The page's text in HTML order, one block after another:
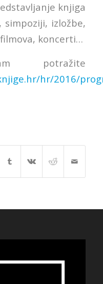
knjiga
izložbe,
koncerti…
potražite
hr/2016/